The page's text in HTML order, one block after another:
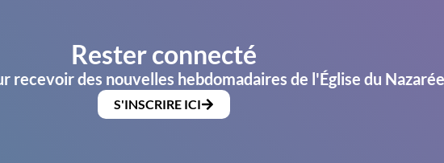
Rester connecté
recevoir des nouvelles hebdomadaires de l'Église du
S'INSCRIRE ICI